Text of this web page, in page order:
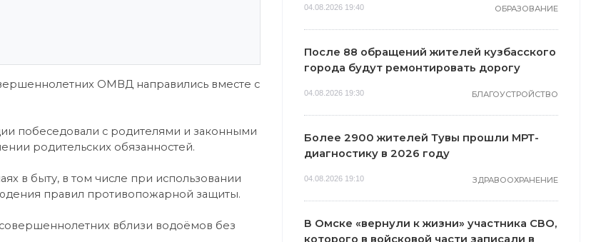
ОМВД направились вместе с
побеседовали с родителями и законными
родительских обязанностей.
в быту, в том числе при использовании
правил противопожарной защиты.
вблизи водоёмов без
04.08.2026 19:40 ОБРАЗОВАНИЕ
После 88 обращений жителей кузбасского
города будут ремонтировать дорогу
04.08.2026 19:30 БЛАГОУСТРОЙСТВО
Более 2900 жителей Тувы прошли МРТ-
диагностику в 2026 году
04.08.2026 19:10 ЗДРАВООХРАНЕНИЕ
В Омске «вернули к жизни» участника СВО,
которого в войсковой части записали в